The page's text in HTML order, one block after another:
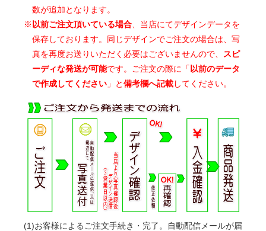
数が追加となります。
※ 以前ご注文頂いている場合 、当店にてデザインデータを
保存しております。同じデザインでご注文の場合は、写
真を再度お送りいただく必要はございませんので、
スピ
ーディな発送が可能です。ご注文の際に「 以前のデータ
で作成してください 」と備考欄へ記載してください。
(1)お客様によるご注文手続き・完了。自動配信メールが届